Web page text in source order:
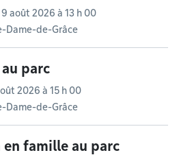
août 2026 à 13 h 00
Dame-de-Grâce
parc
2026 à 15 h 00
Dame-de-Grâce
en famille au parc